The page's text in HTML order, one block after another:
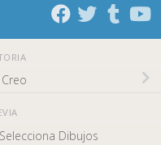
Dibujos